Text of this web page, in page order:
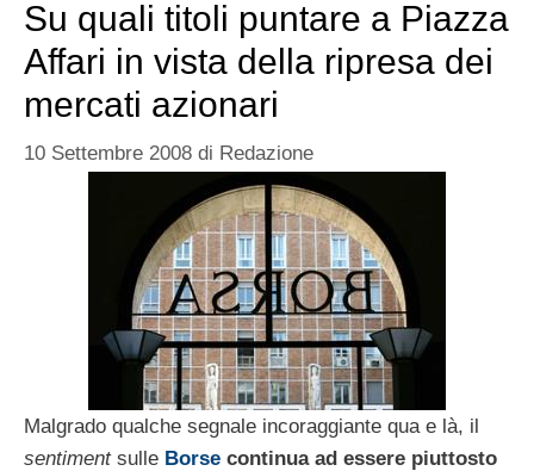
Su quali titoli puntare a Piazza
Affari in vista della ripresa dei
mercati azionari
10 Settembre 2008 di Redazione
Malgrado qualche segnale incoraggiante qua e là, il
sentimentsulle Borse continua ad essere piuttosto